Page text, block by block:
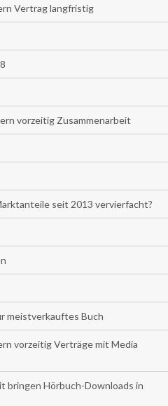
Vertrag langfristig
vorzeitig Zusammenarbeit
seit 2013 vervierfacht?
meistverkauftes Buch
vorzeitig Verträge mit Media
bringen Hörbuch-Downloads in